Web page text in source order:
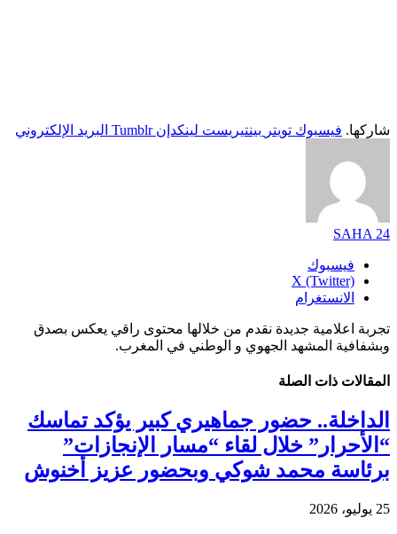
شاركها. فيسبوك تويتر بينتيريست لينكدإن Tumblr البريد الإلكتروني
SAHA 24
فيسبوك
X (Twitter)
الانستغرام
تجربة اعلامية جديدة نقدم من خلالها محتوى راقي يعكس بصدق
وبشفافية المشهد الجهوي و الوطني في المغرب.
المقالات ذات الصلة
الداخلة.. حضور جماهيري كبير يؤكد تماسك
“الأحرار” خلال لقاء “مسار الإنجازات”
برئاسة محمد شوكي وبحضور عزيز أخنوش
25 يوليو، 2026